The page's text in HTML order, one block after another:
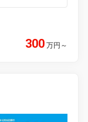
300 万円 ～